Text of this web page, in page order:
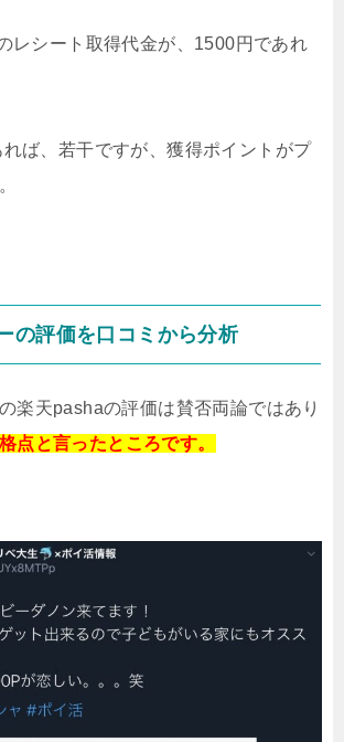
レシート取得代金が、1500円であれ
ば、若干ですが、獲得ポイントがプ
の評価を口コミから分析
楽天pashaの評価は賛否両論ではあり
点と言ったところです。